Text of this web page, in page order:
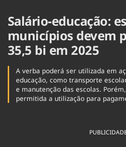
Salário-educação:
municípios devem
35,5 bi em 2025
A verba poderá ser utilizada em
educação, como transporte
e manutenção das escolas.
permitida a utilização para